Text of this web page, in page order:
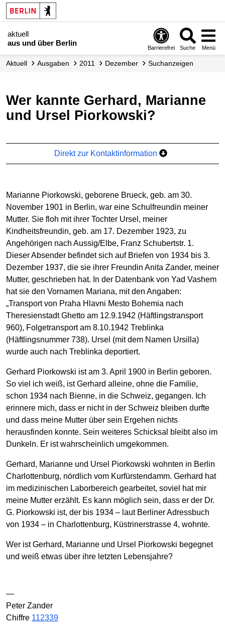
aktuell
aus und über Berlin
Barrierefrei Suche Menü
aktuell Ausgaben 2011 Dezember Suchanzeigen
Wer kannte Gerhard, Marianne
und Ursel Piorkowski?
Direkt zur Kontaktinformation
Marianne Piorkowski, geborene Brueck, geb. am 30.
November 1901 in Berlin, war eine Schulfreundin meiner
Mutter. Sie floh mit ihrer Tochter Ursel, meiner
Kindheitsfreundin, geb. am 17. Dezember 1923, zu
Angehörigen nach Aussig/Elbe, Franz Schubertstr. 1.
Dieser Absender befindet sich auf Briefen von 1934 bis 3.
Dezember 1937, die sie ihrer Freundin Anita Zander, meiner
Mutter, geschrieben hat. In der Datenbank von Yad Vashem
hat sie den Vornamen Mariana, mit den Angaben:
„Transport von Praha Hlavni Mesto Bohemia nach
Theresienstadt Ghetto am 12.9.1942 (Häftlingstransport
960), Folgetransport am 8.10.1942 Treblinka
(Häftlingsnummer 738). Ursel (mit dem Namen Ursilla)
wurde auch nach Treblinka deportiert.
Gerhard Piorkowski ist am 3. April 1900 in Berlin geboren.
So viel ich weiß, ist Gerhard alleine, ohne die Familie,
schon 1934 nach Bienne, in die Schweiz, gegangen. Ich
erinnere mich, dass er nicht in der Schweiz bleiben durfte
und dass meine Mutter über sein Ergehen nichts
herausfinden konnte. Sein weiteres Schicksal bleibt also im
Dunkeln. Er ist wahrscheinlich umgekommen.
Gerhard, Marianne und Ursel Piorkowski wohnten in Berlin
Charlottenburg, nördlich vom Kurfürstendamm. Gerhard hat
im medizinischen Laborbereich gearbeitet, soviel hat mir
meine Mutter erzählt. Es kann möglich sein, dass er der Dr.
G. Piorkowski ist, der bis 1934 – laut Berliner Adressbuch
von 1934 – in Charlottenburg, Küstrinerstrasse 4, wohnte.
Wer ist Gerhard, Marianne und Ursel Piorkowski begegnet
und weiß etwas über ihre letzten Lebensjahre?
—
Peter Zander
Chiffre 112339